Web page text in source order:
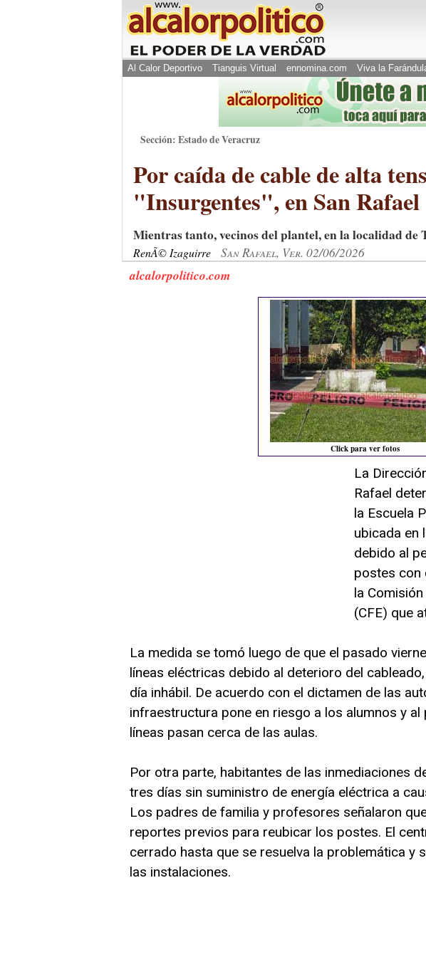
Al Calor Deportivo Tianguis Virtual ennomina.com Viva la
Sección: Estado de Veracruz
Por caída de cable de alta
"Insurgentes", en San Rafael
Mientras tanto, vecinos del plantel, en la localidad de
RenÃ© Izaguirre San Rafael, Ver. 02/06/2026
alcalorpolitico.com
Click para ver fotos
La
Rafael
la Escuela
ubicada en
debido al
postes con
la
(CFE) que
La medida se tomó luego de que el pasado
líneas eléctricas debido al deterioro del
día inhábil. De acuerdo con el dictamen de las
infraestructura pone en riesgo a los alumnos y al
líneas pasan cerca de las aulas.
Por otra parte, habitantes de las inmediaciones
tres días sin suministro de energía eléctrica a
Los padres de familia y profesores señalaron
reportes previos para reubicar los postes. El
cerrado hasta que se resuelva la problemática y
las instalaciones.